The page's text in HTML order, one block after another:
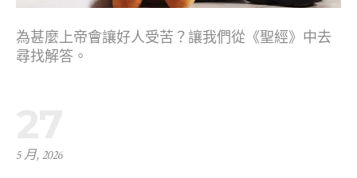
為甚麼上帝會讓好人受苦？讓我們從《聖經》中去
尋找解答。
5 月, 2026